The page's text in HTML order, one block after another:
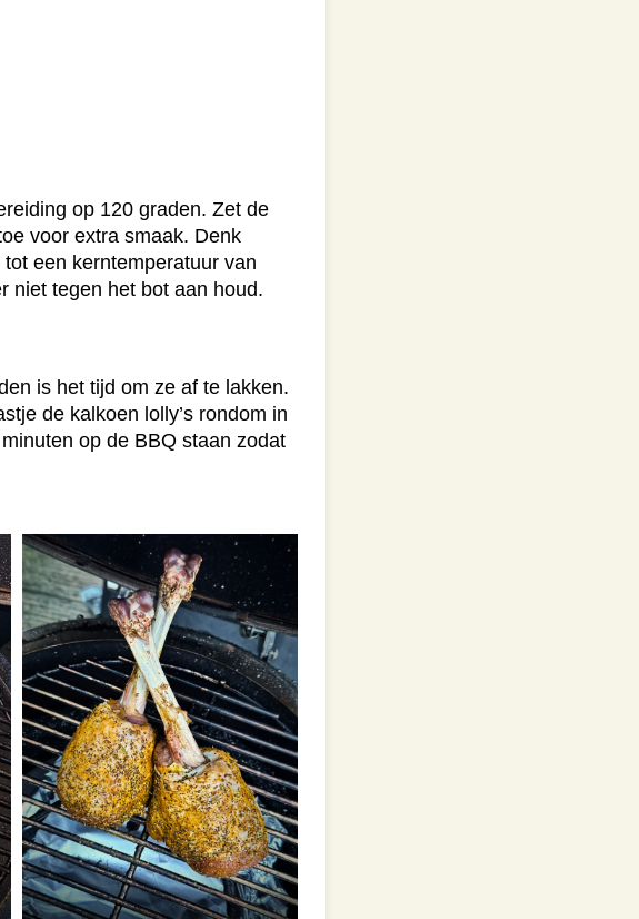
op 120 graden. Zet de
voor extra smaak. Denk
een kerntemperatuur van
niet tegen het bot aan houd.
is het tijd om ze af te lakken.
de kalkoen lolly’s rondom in
op de BBQ staan zodat